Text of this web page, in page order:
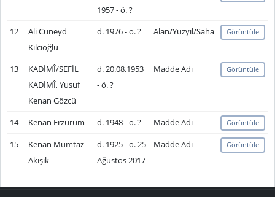
1957 - ö. ?
12
Ali Cüneyd
Kılcıoğlu
d. 1976 - ö. ? Alan/Yüzyıl/Saha Görüntüle
13
KADİMÎ/SEFİL
KADİMÎ, Yusuf
Kenan Gözcü
d. 20.08.1953
- ö. ?
Madde Adı Görüntüle
14 Kenan Erzurum d. 1948 - ö. ? Madde Adı Görüntüle
15
Kenan Mümtaz
Akışık
d. 1925 - ö. 25
Ağustos 2017
Madde Adı Görüntüle